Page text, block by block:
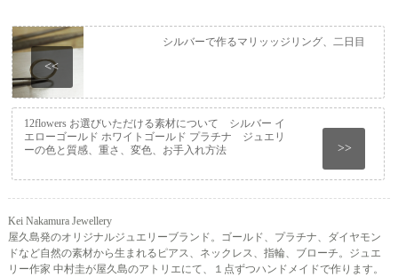
<<
シルバーで作るマリッッジリング、二日目
>>
12flowers お選びいただける素材について シルバー イ
エローゴールド ホワイトゴールド プラチナ ジュエリ
ーの色と質感、重さ、変色、お手入れ方法
Kei Nakamura Jewellery
屋久島発のオリジナルジュエリーブランド。ゴールド、プラチナ、ダイヤモン
ドなど自然の素材から生まれるピアス、ネックレス、指輪、ブローチ。ジュエ
リー作家 中村圭が屋久島のアトリエにて、１点ずつハンドメイドで作ります。